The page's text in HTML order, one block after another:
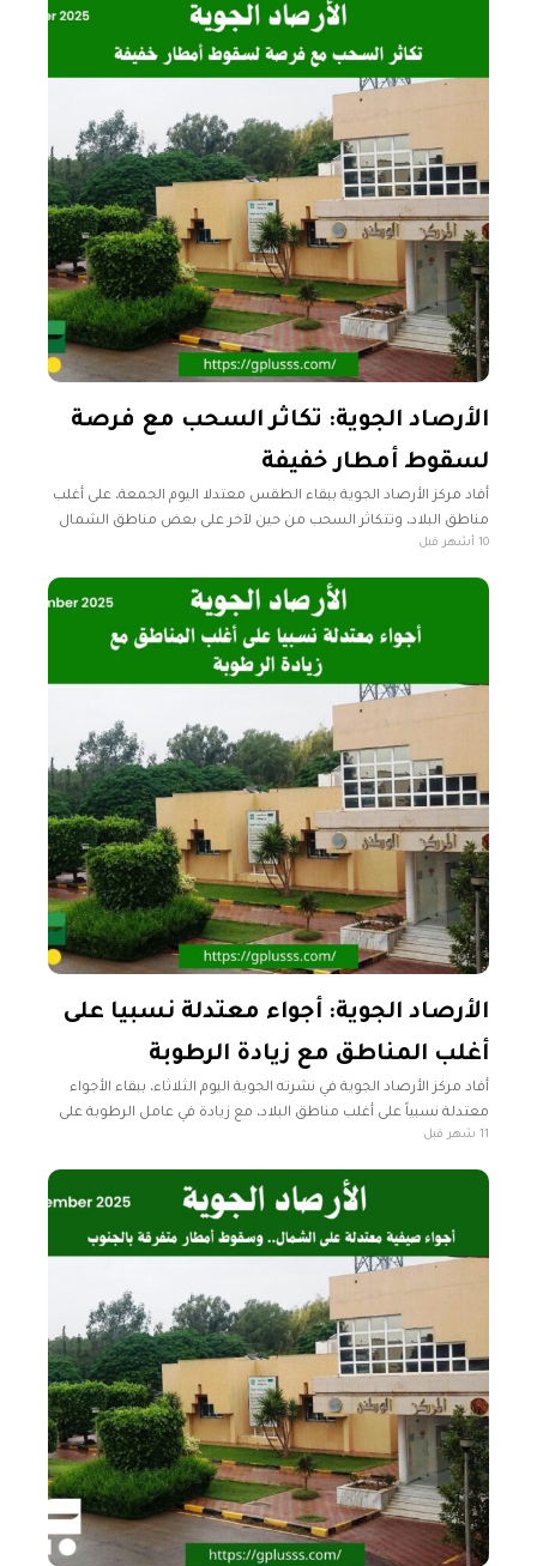
الأرصاد الجوية: تكاثر السحب مع فرصة
لسقوط أمطار خفيفة
أفاد مركز الأرصاد الجوية ببقاء الطقس معتدلا اليوم الجمعة، على أغلب
مناطق البلاد، وتتكاثر السحب من حين لآخر على بعض مناطق الشمال
الشرقي يتخللها سقوط أمطار خفيفة. رأس جدير حتى
10 أشهر قبل
الأرصاد الجوية: أجواء معتدلة نسبيا على
أغلب المناطق مع زيادة الرطوبة
أفاد مركز الأرصاد الجوية في نشرته الجوية اليوم الثلاثاء، ببقاء الأجواء
معتدلة نسبياً على أغلب مناطق البلاد، مع زيادة في عامل الرطوبة على
المناطق الساحلية. راس جدير حتى سرت- سهل
11 شهر قبل